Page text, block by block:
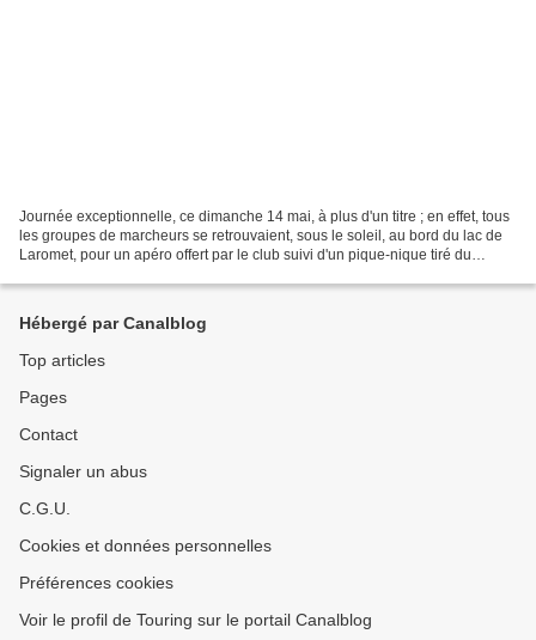
Journée exceptionnelle, ce dimanche 14 mai, à plus d'un titre ; en effet, tous
les groupes de marcheurs se retrouvaient, sous le soleil, au bord du lac de
Laromet, pour un apéro offert par le club suivi d'un pique-nique tiré du
Hébergé par Canalblog
Top articles
Pages
Contact
Signaler un abus
C.G.U.
Cookies et données personnelles
Préférences cookies
Voir le profil de Touring sur le portail Canalblog